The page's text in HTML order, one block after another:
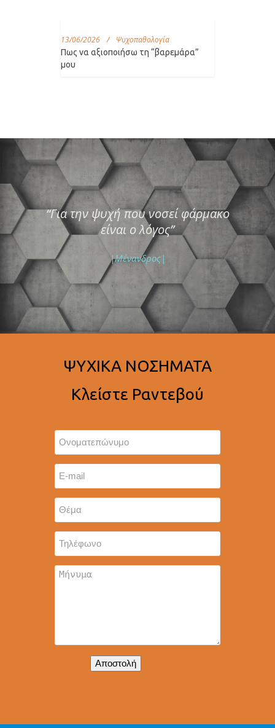
13/06/2026 / Ψυχοπαθολογία
Πως να αξιοποιήσω τη “βαρεμάρα”
μου
“Για την ψυχή που νοσεί φάρμακο
είναι ο λόγος”
|Μένανδρος|
ΨΥΧΙΚΑ ΝΟΣΗΜΑΤΑ
Κλείστε Ραντεβού